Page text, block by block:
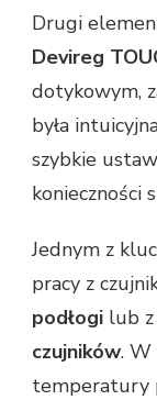
Drugi
Devireg
dotykowym,
była
szybkie
konieczności
Jednym z
pracy z
podłogi lub
czujników. W
temperatury